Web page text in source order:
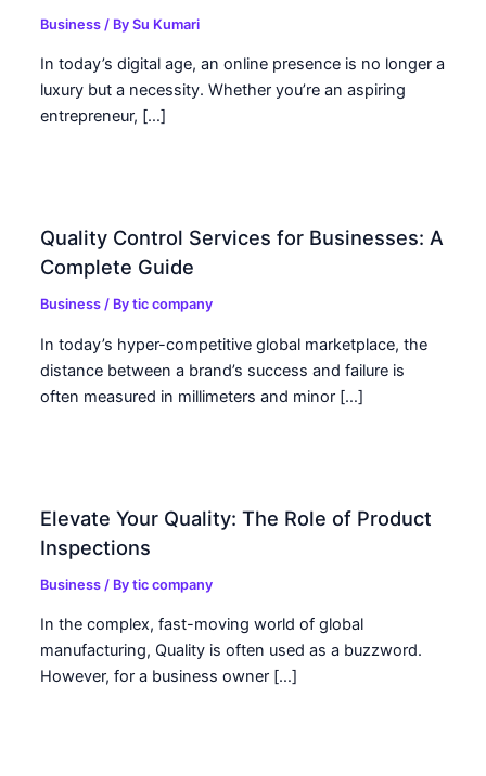
Business / BySu Kumari
In today’s digital age, an online presence is no longer a
luxury but a necessity. Whether you’re an aspiring
entrepreneur, […]
Quality Control Services for Businesses: A
Complete Guide
Business / Bytic company
In today’s hyper-competitive global marketplace, the
distance between a brand’s success and failure is
often measured in millimeters and minor […]
Elevate Your Quality: The Role of Product
Inspections
Business / Bytic company
In the complex, fast-moving world of global
manufacturing, Quality is often used as a buzzword.
However, for a business owner […]